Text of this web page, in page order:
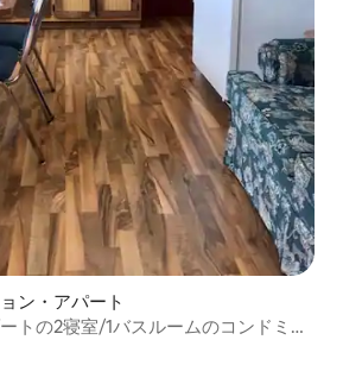
ン・アパート
トの2寝室/1バスルームのコンドミニ